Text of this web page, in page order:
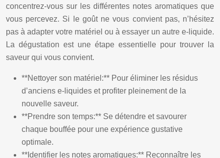
concentrez-vous sur les différentes notes aromatiques que
vous percevez. Si le goût ne vous convient pas, n’hésitez
pas à adapter votre matériel ou à essayer un autre e-liquide.
La dégustation est une étape essentielle pour trouver la
saveur qui vous convient.
**Nettoyer son matériel:** Pour éliminer les résidus
d’anciens e-liquides et profiter pleinement de la
nouvelle saveur.
**Prendre son temps:** Se détendre et savourer
chaque bouffée pour une expérience gustative
optimale.
**Identifier les notes aromatiques:** Reconnaître les